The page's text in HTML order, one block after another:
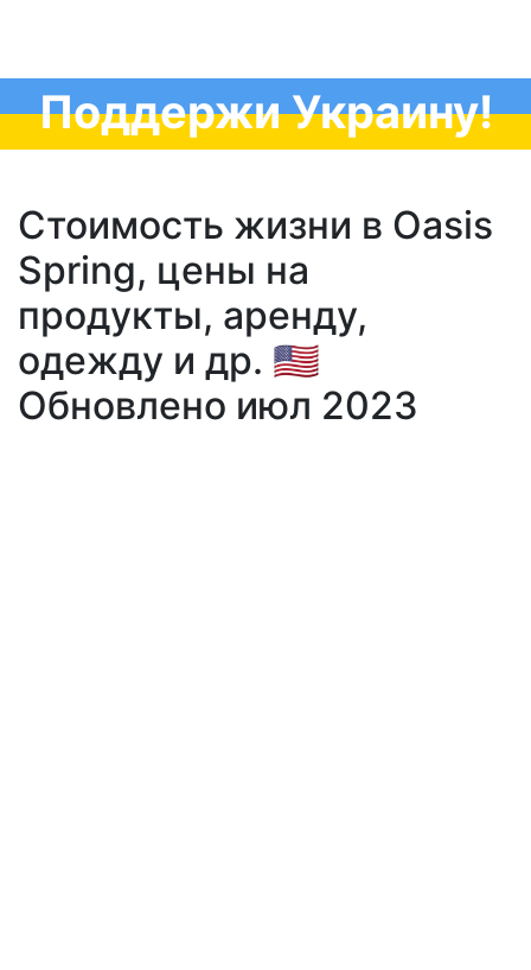
Поддержи Украину!
Стоимость жизни в Oasis
Spring, цены на
продукты, аренду,
одежду и др. 🇺🇸
Обновлено июл 2023